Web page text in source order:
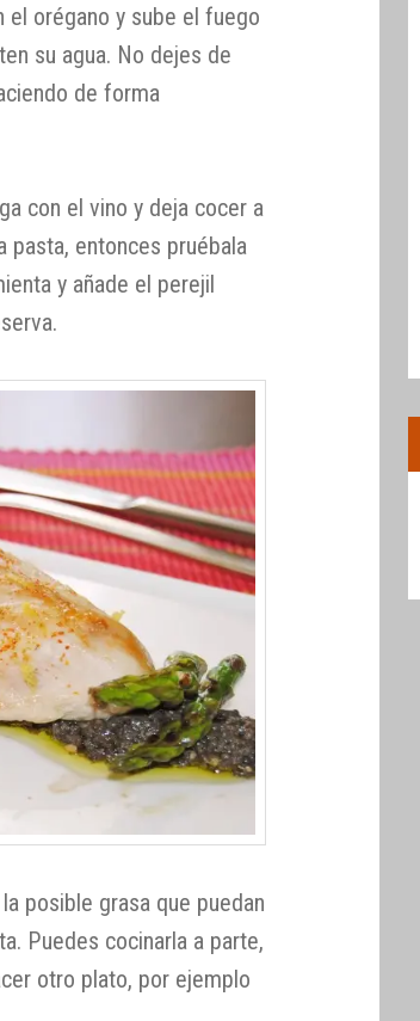
el orégano y sube el fuego
su agua. No dejes de
de forma
con el vino y deja cocer a
pasta, entonces pruébala
y añade el perejil
posible grasa que puedan
Puedes cocinarla a parte,
otro plato, por ejemplo